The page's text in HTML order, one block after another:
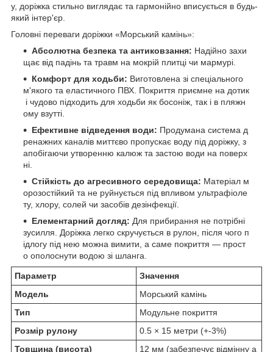
у, доріжка стильно виглядає та гармонійно вписується в будь-
який інтер'єр.
Головні переваги доріжки «Морський камінь»:
Абсолютна безпека та антиковзання: Надійно захи
щає від падінь та травм на мокрій плитці чи мармурі.
Комфорт для ходьби: Виготовлена зі спеціального
м'якого та еластичного ПВХ. Покриття приємне на дотик
і чудово підходить для ходьби як босоніж, так і в пляжн
ому взутті.
Ефективне відведення води: Продумана система д
ренажних каналів миттєво пропускає воду під доріжку, з
апобігаючи утворенню калюж та застою води на поверх
ні.
Стійкість до агресивного середовища: Матеріал м
орозостійкий та не руйнується під впливом ультрафіоле
ту, хлору, солей чи засобів дезінфекції.
Елементарний догляд: Для прибирання не потрібні
зусилля. Доріжка легко скручується в рулон, після чого п
ідлогу під нею можна вимити, а саме покриття — прост
о ополоснути водою зі шланга.
Параметр
Значення
Модель
Морський камінь
Тип
Модульне покриття
Розмір рулону
0.5 × 15 метри (+-3%)
Товщина (висота)
12 мм (забезпечує відмінну а